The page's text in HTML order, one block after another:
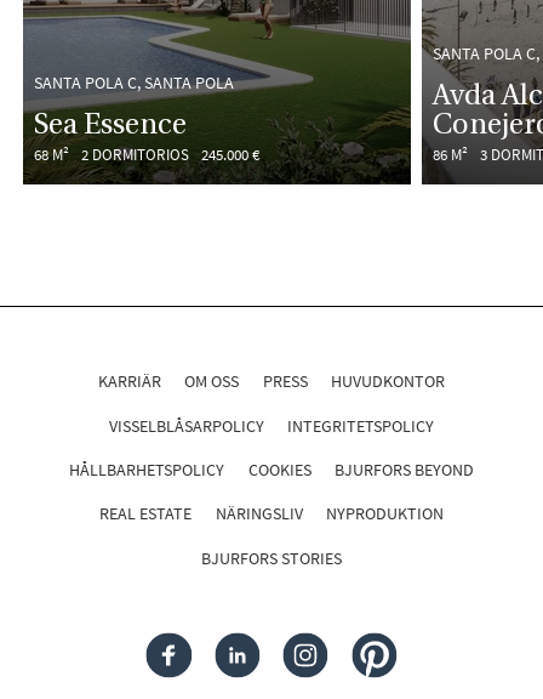
SANTA POLA C, SANTA POLA
Sea Essence
68 M² 2 DORMITORIOS 245.000 €
SANTA POLA
Avda
86 M² 3
KARRIÄR OM OSS PRESS HUVUDKONTOR
VISSELBLÅSARPOLICY INTEGRITETSPOLICY
HÅLLBARHETSPOLICY COOKIES BJURFORS BEYOND
REAL ESTATE NÄRINGSLIV NYPRODUKTION
BJURFORS STORIES